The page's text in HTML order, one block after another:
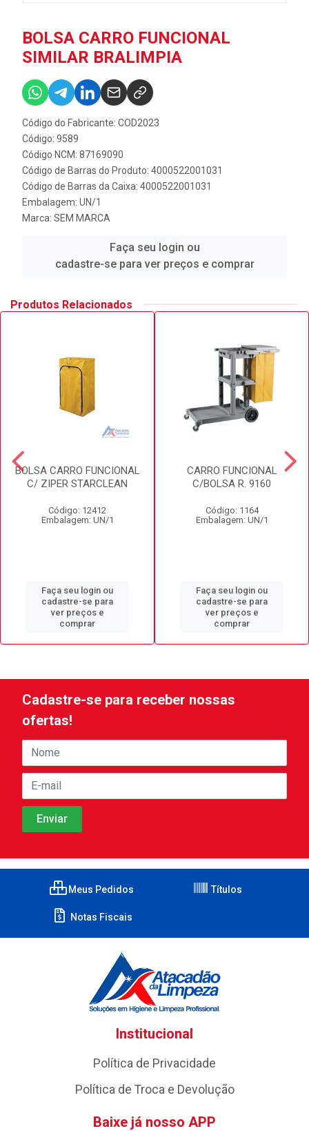
BOLSA CARRO FUNCIONAL
SIMILAR BRALIMPIA
Código do Fabricante: COD2023
Código: 9589
Código NCM: 87169090
Código de Barras do Produto: 4000522001031
Código de Barras da Caixa: 4000522001031
Embalagem: UN/1
Marca: SEM MARCA
Faça seu login ou
cadastre-se para ver preços e comprar
Produtos Relacionados
BOLSA CARRO FUNCIONAL
C/ ZIPER STARCLEAN
Código: 12412
Embalagem: UN/1
Faça seu login ou
cadastre-se para
ver preços e
comprar
CARRO FUNCIONAL
C/BOLSA R. 9160
Código: 1164
Embalagem: UN/1
Faça seu login ou
cadastre-se para
ver preços e
comprar
Cadastre-se para receber nossas
ofertas!
Meus Pedidos Títulos
Notas Fiscais
Institucional
Política de Privacidade
Política de Troca e Devolução
Baixe já nosso APP